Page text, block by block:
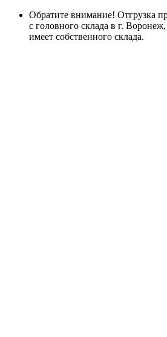
Обратите внимание! Отгрузка
с головного склада в г.
имеет собственного склада.